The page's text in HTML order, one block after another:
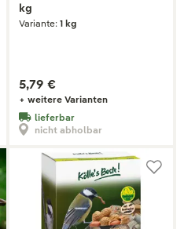
kg
Variante: 1 kg
5,79 €
+ weitere Varianten
lieferbar
nicht abholbar